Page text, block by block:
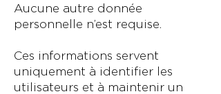
Aucune autre donnée
personnelle n’est requise.
Ces informations servent
uniquement à identifier les
utilisateurs et à maintenir un